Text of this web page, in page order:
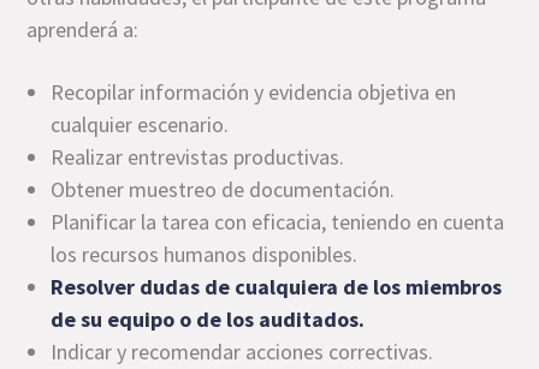
aprenderá a:
Recopilar información y evidencia objetiva en
cualquier escenario.
Realizar entrevistas productivas.
Obtener muestreo de documentación.
Planificar la tarea con eficacia, teniendo en cuenta
los recursos humanos disponibles.
Resolver dudas de cualquiera de los miembros
de su equipo o de los auditados.
Indicar y recomendar acciones correctivas.